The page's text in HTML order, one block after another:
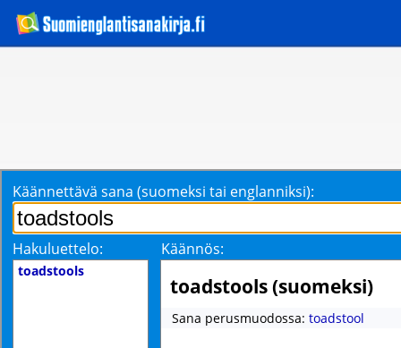
Käännettävä sana (suomeksi tai englanniksi):
Hakuluettelo: Käännös:
toadstools
toadstools (suomeksi)
Sana perusmuodossa: toadstool